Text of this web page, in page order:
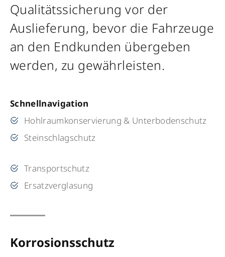
Qualitätssicherung vor der
Auslieferung, bevor die Fahrzeuge
an den Endkunden übergeben
werden, zu gewährleisten.
Schnellnavigation
Hohlraumkonservierung & Unterbodenschutz
Steinschlagschutz
Transportschutz
Ersatzverglasung
Korrosionsschutz